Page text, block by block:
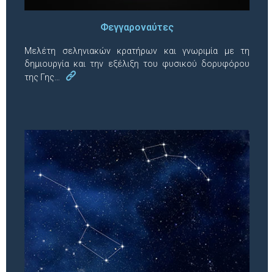
Φεγγαροναύτες
Μελέτη σεληνιακών κρατήρων και γνωριμία με τη
δημιουργία και την εξέλιξη του φυσικού δορυφόρου
της Γης…